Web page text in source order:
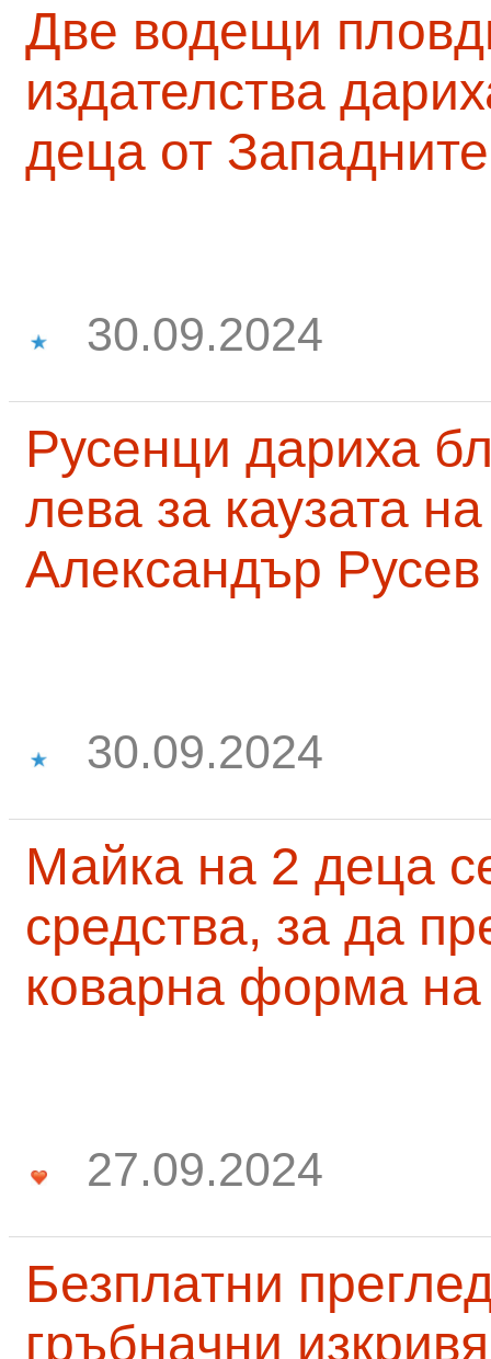
Две водещи
издателства
деца от
30.09.2024
Русенци дариха
лева за каузата
Александър Русев
30.09.2024
Майка на 2 деца
средства, за да
коварна форма на
27.09.2024
Безплатни
гръбначни